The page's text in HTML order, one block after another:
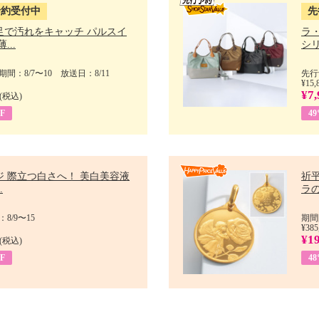
受付中
で汚れをキャッチ パルスイ
...
間：8/7〜10 放送日：8/11
(税込)
ラ
シ
先
際立つ白さへ！ 美白美容液
8/9〜15
(税込)
祈
ラ
期